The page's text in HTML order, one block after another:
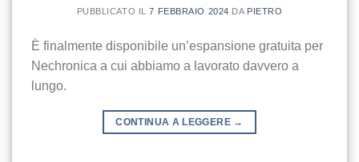
PUBBLICATO IL7 FEBBRAIO 2024 DA PIETRO
È finalmente disponibile un’espansione gratuita per
Nechronica a cui abbiamo a lavorato davvero a
lungo.
CONTINUA A LEGGERE →